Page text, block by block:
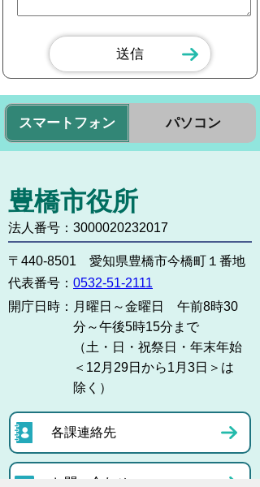
スマートフォン パソコン
豊橋市役所
法人番号：3000020232017
〒440-8501 愛知県豊橋市今橋町１番地
代表番号： 0532-51-2111
開庁日時： 月曜日～金曜日 午前8時30
分～午後5時15分まで
（土・日・祝祭日・年末年始
＜12月29日から1月3日＞は
除く）
各課連絡先
お問い合わせ